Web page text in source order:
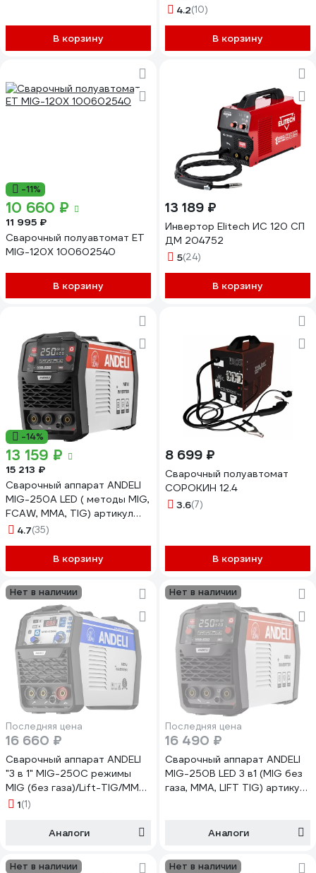
В корзину
4.2(10)
В корзину
-11%
10 660 ₽
11 995 ₽
Сварочный полуавтомат ET
MIG-120X 100602540
В корзину
13 189 ₽
Инвертор Elitech ИС 120 СП
ДМ 204752
5(24)
В корзину
-14%
13 159 ₽
15 213 ₽
Сварочный аппарат ANDELI
MIG-250А LED ( методы MIG,
FCAW, MMA, TIG) артикул
ADL20-702
4.7(35)
В корзину
8 699 ₽
Сварочный полуавтомат
СОРОКИН 12.4
3.6(7)
В корзину
Нет в наличии
Последняя цена
16 660 ₽
Сварочный аппарат ANDELI
"3 в 1" MIG-250C режимы
MIG (без газа)/Lift-TIG/MMA
артикул ADL20-704
1(1)
Аналоги
Нет в наличии
Последняя цена
16 490 ₽
Сварочный аппарат ANDELI
MIG-250B LED 3 в1 (MIG без
газа, MMA, LIFT TIG) артикул
Аналоги
Нет в наличии Нет в наличии